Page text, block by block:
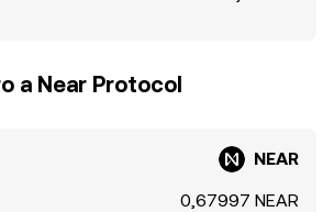
a Near Protocol
NEAR
0,67997 NEAR